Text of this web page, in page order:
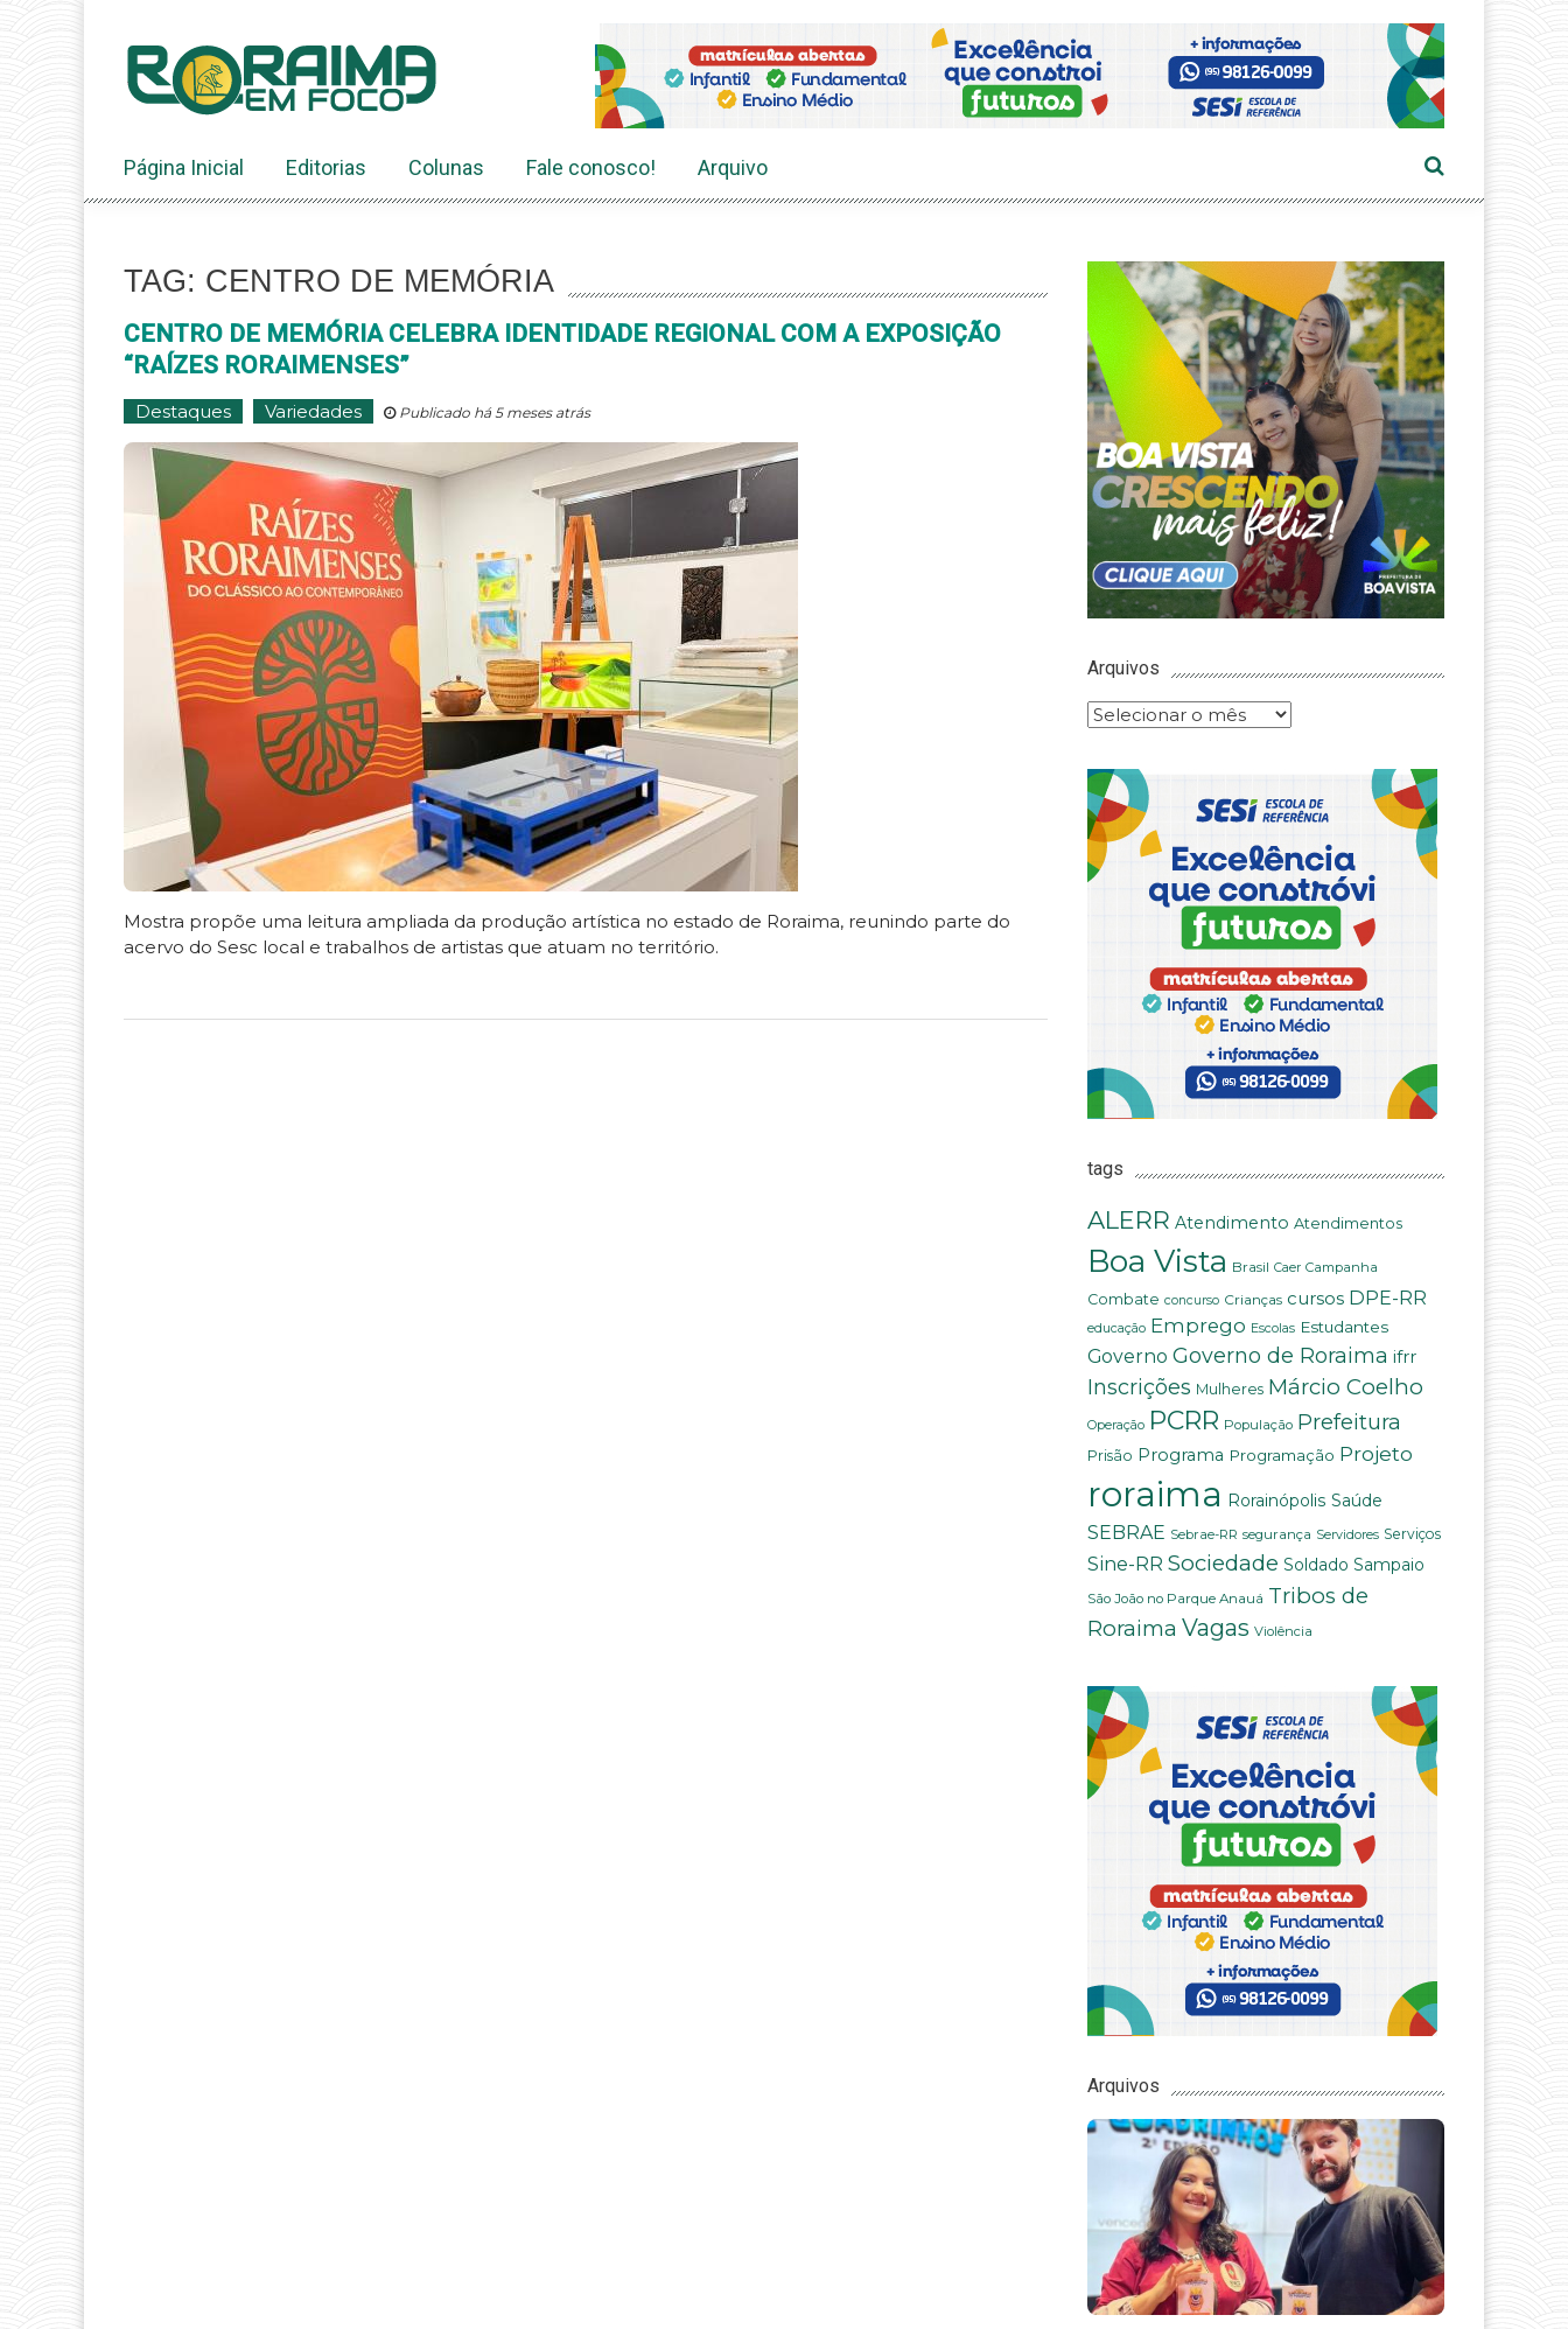
conteúdo
Página Inicial Editorias Colunas Fale conosco! Arquivo
TAG: CENTRO DE MEMÓRIA
CENTRO DE MEMÓRIA CELEBRA IDENTIDADE REGIONAL COM A EXPOSIÇÃO
“RAÍZES RORAIMENSES”
Destaques Variedades Publicado há 5 meses atrás
Mostra propõe uma leitura ampliada da produção artística no estado de Roraima, reunindo parte do
acervo do Sesc local e trabalhos de artistas que atuam no território.
Arquivos
Arquivos
tags
ALERR Atendimento Atendimentos
Boa Vista Brasil Caer Campanha
Combate concurso Crianças cursos DPE-RR
educação Emprego Escolas Estudantes
Governo Governo de Roraima ifrr
Inscrições Mulheres Márcio Coelho
Operação PCRR População Prefeitura
Prisão Programa Programação Projeto
roraima Rorainópolis Saúde
SEBRAE Sebrae-RR segurança Servidores Serviços
Sine-RR Sociedade Soldado Sampaio
São João no Parque Anauá Tribos de
Roraima Vagas Violência
Arquivos